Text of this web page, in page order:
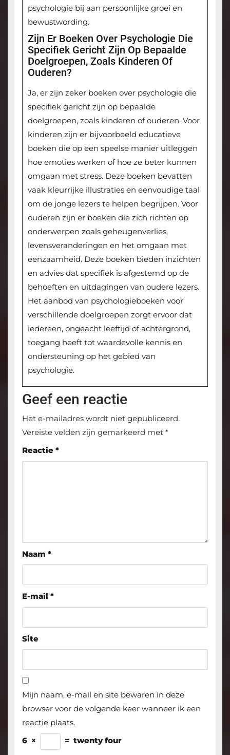
psychologie bij aan persoonlijke groei en
bewustwording.
Zijn Er Boeken Over Psychologie Die
Specifiek Gericht Zijn Op Bepaalde
Doelgroepen, Zoals Kinderen Of
Ouderen?
Ja, er zijn zeker boeken over psychologie die
specifiek gericht zijn op bepaalde
doelgroepen, zoals kinderen of ouderen. Voor
kinderen zijn er bijvoorbeeld educatieve
boeken die op een speelse manier uitleggen
hoe emoties werken of hoe ze beter kunnen
omgaan met stress. Deze boeken bevatten
vaak kleurrijke illustraties en eenvoudige taal
om de jonge lezers te helpen begrijpen. Voor
ouderen zijn er boeken die zich richten op
onderwerpen zoals geheugenverlies,
levensveranderingen en het omgaan met
eenzaamheid. Deze boeken bieden inzichten
en advies dat specifiek is afgestemd op de
behoeften en uitdagingen van oudere lezers.
Het aanbod van psychologieboeken voor
verschillende doelgroepen zorgt ervoor dat
iedereen, ongeacht leeftijd of achtergrond,
toegang heeft tot waardevolle kennis en
ondersteuning op het gebied van
psychologie.
Geef een reactie
Het e-mailadres wordt niet gepubliceerd.
Vereiste velden zijn gemarkeerd met *
Reactie *
Naam *
E-mail *
Site
Mijn naam, e-mail en site bewaren in deze
browser voor de volgende keer wanneer ik een
reactie plaats.
6 × = twenty four